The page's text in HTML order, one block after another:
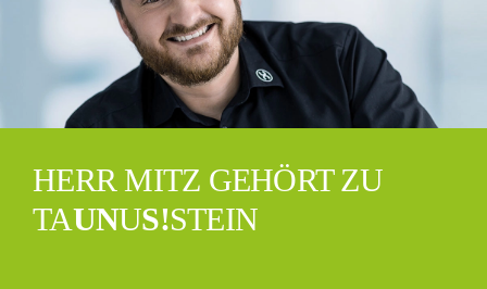
HERR MITZ GEHÖRT ZU
TAUNUS!STEIN